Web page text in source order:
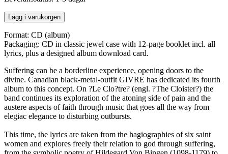
Lägg i varukorgen
Format: CD (album)
Packaging: CD in classic jewel case with 12-page booklet incl. all
lyrics, plus a designed album download card.
Suffering can be a borderline experience, opening doors to the
divine. Canadian black-metal-outfit GIVRE has dedicated its fourth
album to this concept. On ?Le Clo?tre? (engl. ?The Cloister?) the
band continues its exploration of the atoning side of pain and the
austere aspects of faith through music that goes all the way from
elegiac elegance to disturbing outbursts.
This time, the lyrics are taken from the hagiographies of six saint
women and explores freely their relation to god through suffering,